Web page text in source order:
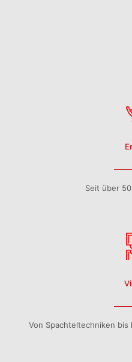
Seit über
Von Spachteltechniken